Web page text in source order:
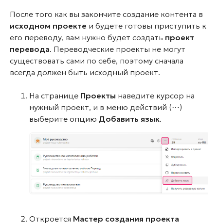
После того как вы закончите создание контента в
исходном проекте и будете готовы приступить к
его переводу, вам нужно будет создать проект
перевода. Переводческие проекты не могут
существовать сами по себе, поэтому сначала
всегда должен быть исходный проект.
На странице Проекты наведите курсор на
нужный проект, и в меню действий (⋯)
выберите опцию Добавить язык.
Откроется Мастер создания проекта